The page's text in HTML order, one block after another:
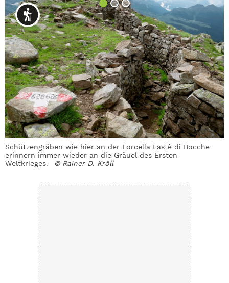
Schützengräben wie hier an der Forcella Lastè di Bocche
erinnern immer wieder an die Gräuel des Ersten
Weltkrieges.
© Rainer D. Kröll